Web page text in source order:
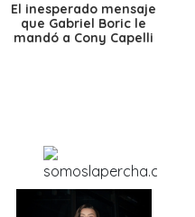
El inesperado mensaje
que Gabriel Boric le
mandó a Cony Capelli